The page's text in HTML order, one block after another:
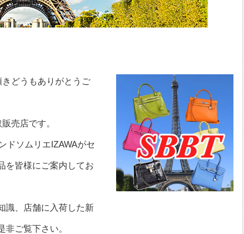
どうもありがとうご
売店です。
ドソムリエIZAWAがセ
を皆様にご案内してお
識、店舗に入荷した新
ご覧下さい。